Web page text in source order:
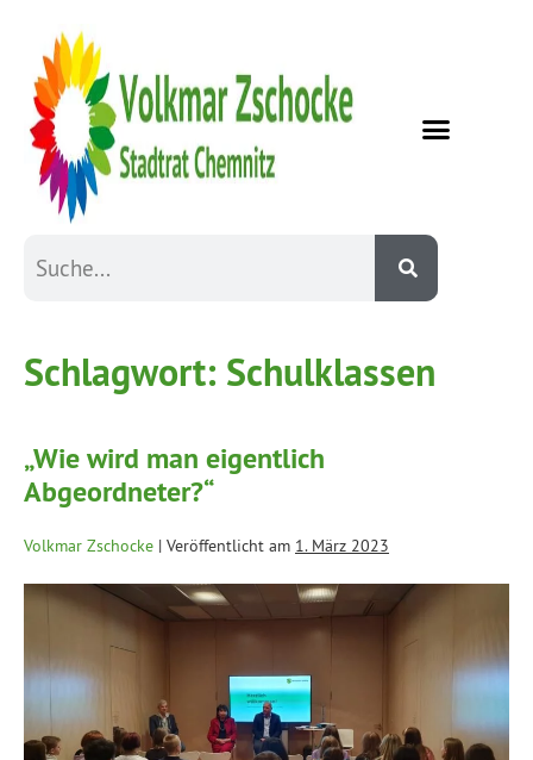
Schlagwort: Schulklassen
„Wie wird man eigentlich
Abgeordneter?“
Volkmar Zschocke | Veröffentlicht am 1. März 2023